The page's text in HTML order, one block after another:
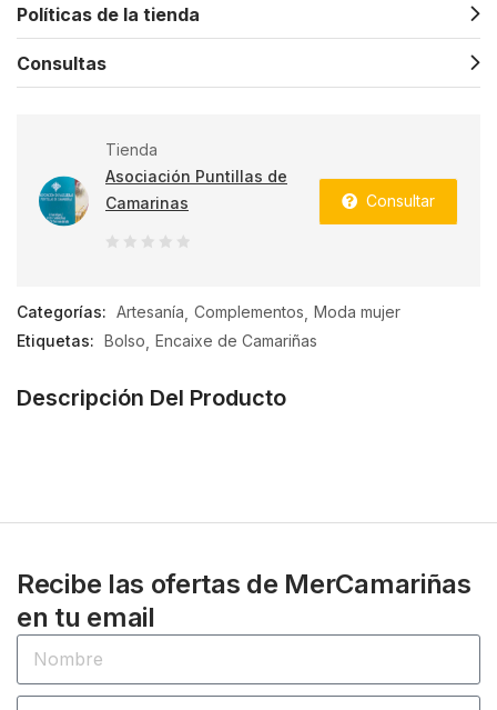
Políticas de la tienda
Consultas
Tienda
Asociación Puntillas de
Camarinas
Consultar
Categorías: Artesanía Complementos Moda mujer
Etiquetas: Bolso Encaixe de Camariñas
Descripción Del Producto
Recibe las ofertas de MerCamariñas
en tu email